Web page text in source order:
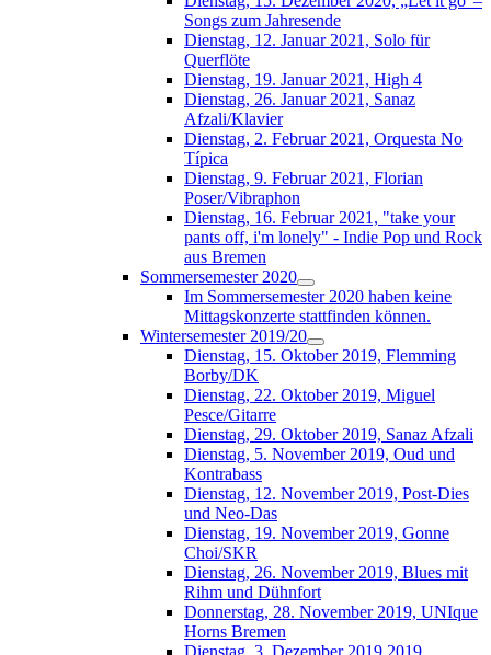
Songs zum Jahresende
Dienstag, 12. Januar 2021, Solo für
Querflöte
Dienstag, 19. Januar 2021, High 4
Dienstag, 26. Januar 2021, Sanaz
Afzali/Klavier
Dienstag, 2. Februar 2021, Orquesta No
Típica
Dienstag, 9. Februar 2021, Florian
Poser/Vibraphon
Dienstag, 16. Februar 2021, "take your
pants off, i'm lonely" - Indie Pop und Rock
aus Bremen
Sommersemester 2020
Im Sommersemester 2020 haben keine
Mittagskonzerte stattfinden können.
Wintersemester 2019/20
Dienstag, 15. Oktober 2019, Flemming
Borby/DK
Dienstag, 22. Oktober 2019, Miguel
Pesce/Gitarre
Dienstag, 29. Oktober 2019, Sanaz Afzali
Dienstag, 5. November 2019, Oud und
Kontrabass
Dienstag, 12. November 2019, Post-Dies
und Neo-Das
Dienstag, 19. November 2019, Gonne
Choi/SKR
Dienstag, 26. November 2019, Blues mit
Rihm und Dühnfort
Donnerstag, 28. November 2019, UNIque
Horns Bremen
Dienstag, 3. Dezember 2019 2019,